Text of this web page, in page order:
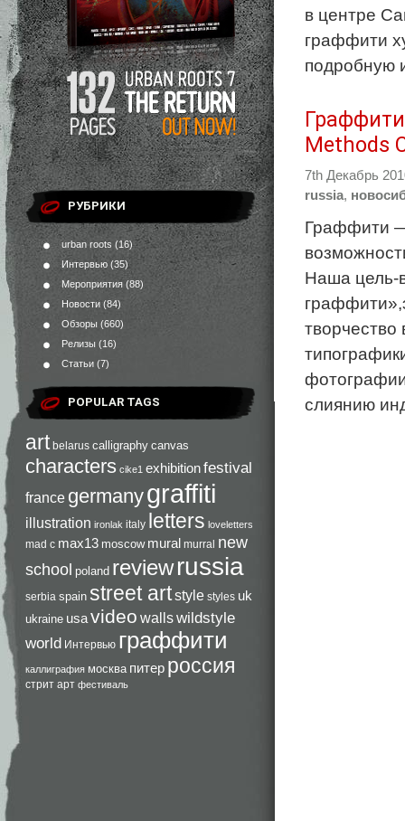
РУБРИКИ
urban roots (16)
Интервью (35)
Мероприятия (88)
Новости (84)
Обзоры (660)
Релизы (16)
Статьи (7)
POPULAR TAGS
art belarus calligraphy canvas
characters cike1 exhibitionfestival
france germanygraffiti
illustration ironlak italy letters loveletters
mad c max13 moscow mural murral new
school poland reviewrussia
serbia spain street artstyle styles uk
ukraine usavideo wallswildstyle
world Интервью граффити
каллиграфия москва питер россия
стрит арт фестиваль
в центре
граффити
подробную
Methods
7th Декабрь
russia,
Граффити
Наша цель-
творчество
слиянию